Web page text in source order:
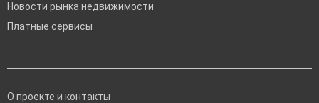
Новости рынка недвижимости
Платные сервисы
О проекте и контакты